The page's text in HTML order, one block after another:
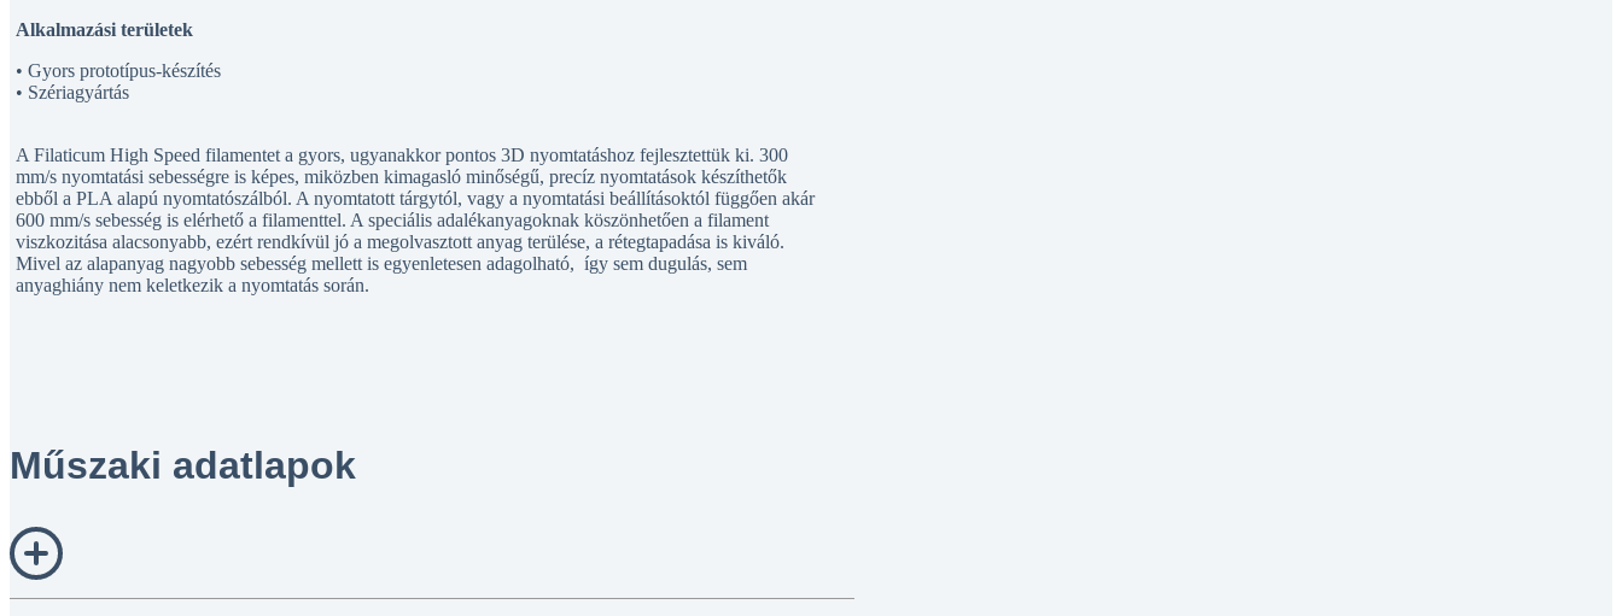
Alkalmazási területek
• Gyors prototípus-készítés
• Szériagyártás
A Filaticum High Speed filamentet a gyors, ugyanakkor pontos 3D nyomtatáshoz fejlesztettük ki. 300
mm/s nyomtatási sebességre is képes, miközben kimagasló minőségű, precíz nyomtatások készíthetők
ebből a PLA alapú nyomtatószálból. A nyomtatott tárgytól, vagy a nyomtatási beállításoktól függően akár
600 mm/s sebesség is elérhető a filamenttel. A speciális adalékanyagoknak köszönhetően a filament
viszkozitása alacsonyabb, ezért rendkívül jó a megolvasztott anyag terülése, a rétegtapadása is kiváló.
Mivel az alapanyag nagyobb sebesség mellett is egyenletesen adagolható, így sem dugulás, sem
anyaghiány nem keletkezik a nyomtatás során.
Műszaki adatlapok